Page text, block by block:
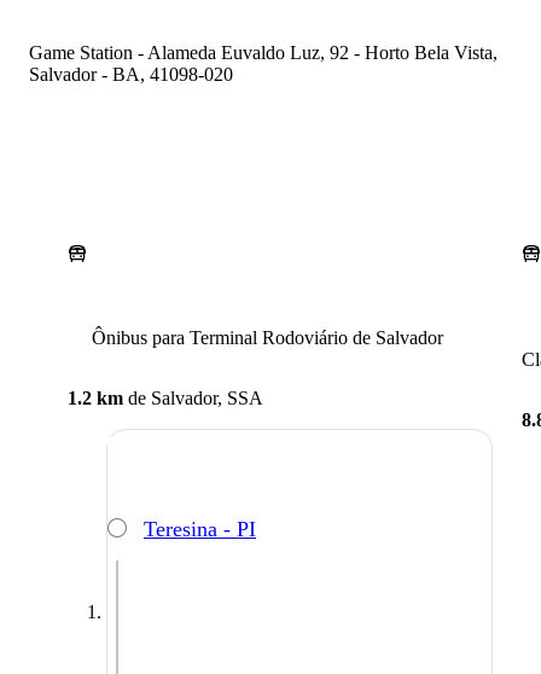
Game Station - Alameda Euvaldo Luz, 92 - Horto Bela Vista,
Salvador - BA, 41098-020
Ônibus para Terminal Rodoviário de Salvador
1.2 km de Salvador, SSA
Teresina - PI